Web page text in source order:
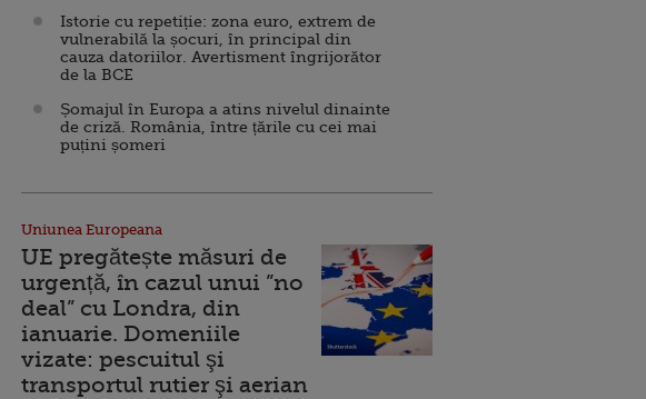
Istorie cu repetiție: zona euro, extrem de
vulnerabilă la șocuri, în principal din
cauza datoriilor. Avertisment îngrijorător
de la BCE
Șomajul în Europa a atins nivelul dinainte
de criză. România, între țările cu cei mai
puțini șomeri
Uniunea Europeana
UE pregătește măsuri de
urgență, în cazul unui ”no
deal” cu Londra, din
ianuarie. Domeniile
vizate: pescuitul şi
transportul rutier şi aerian